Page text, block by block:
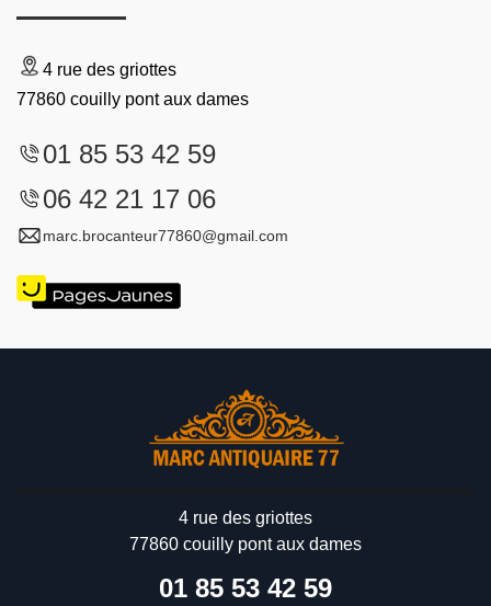
4 rue des griottes
77860 couilly pont aux dames
01 85 53 42 59
06 42 21 17 06
marc.brocanteur77860@gmail.com
4 rue des griottes
77860 couilly pont aux dames
01 85 53 42 59